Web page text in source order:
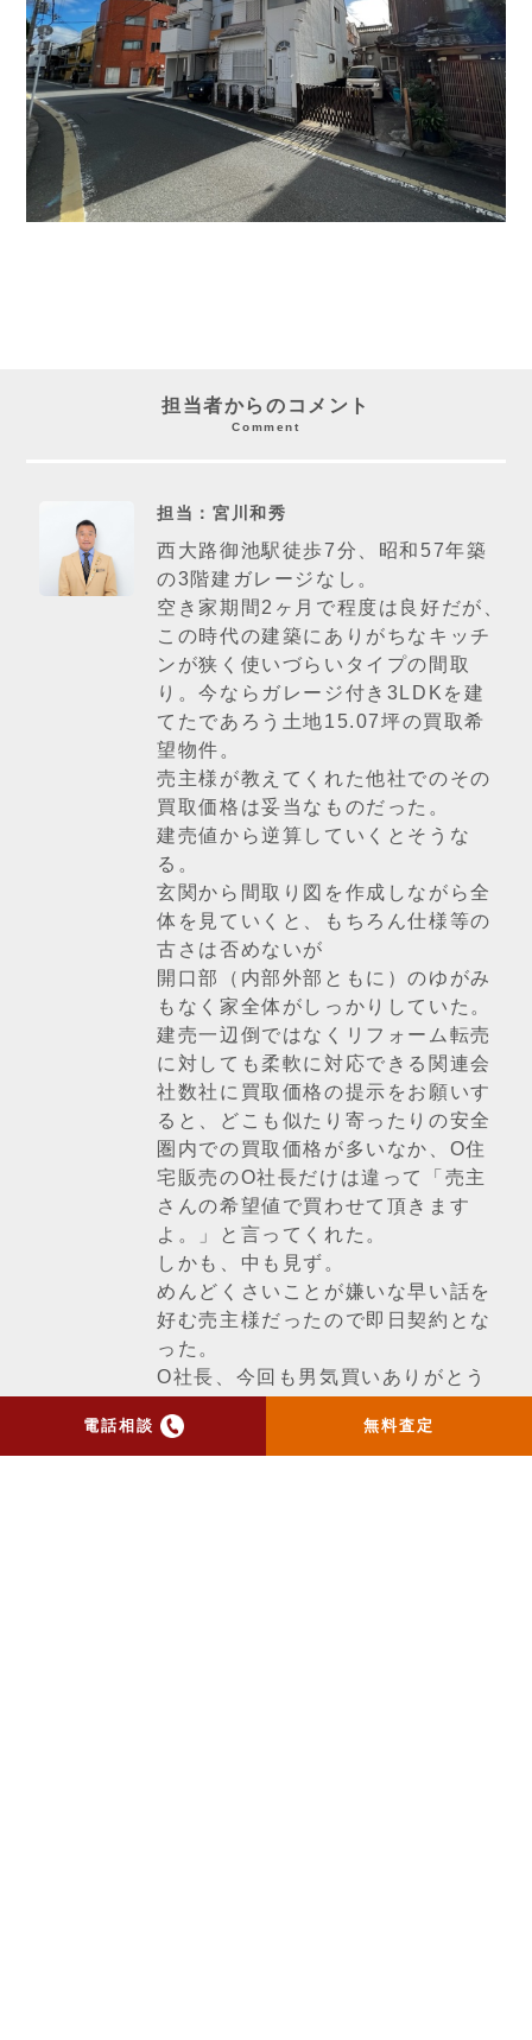
電話相談 無料査定
担当者からのコメント
Comment
担当：宮川和秀
西大路御池駅徒歩7分、昭和57年築
の3階建ガレージなし。
空き家期間2ヶ月で程度は良好だが、
この時代の建築にありがちなキッチ
ンが狭く使いづらいタイプの間取
り。今ならガレージ付き3LDKを建
てたであろう土地15.07坪の買取希
望物件。
売主様が教えてくれた他社でのその
買取価格は妥当なものだった。
建売値から逆算していくとそうな
る。
玄関から間取り図を作成しながら全
体を見ていくと、もちろん仕様等の
古さは否めないが
開口部（内部外部ともに）のゆがみ
もなく家全体がしっかりしていた。
建売一辺倒ではなくリフォーム転売
に対しても柔軟に対応できる関連会
社数社に買取価格の提示をお願いす
ると、どこも似たり寄ったりの安全
圏内での買取価格が多いなか、O住
宅販売のO社長だけは違って「売主
さんの希望値で買わせて頂きます
よ。」と言ってくれた。
しかも、中も見ず。
めんどくさいことが嫌いな早い話を
好む売主様だったので即日契約とな
った。
O社長、今回も男気買いありがとう